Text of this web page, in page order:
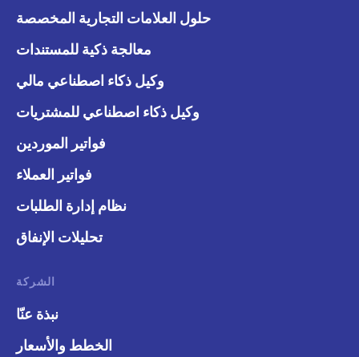
حلول العلامات التجارية المخصصة
معالجة ذكية للمستندات
وكيل ذكاء اصطناعي مالي
وكيل ذكاء اصطناعي للمشتريات
فواتير الموردين
فواتير العملاء
نظام إدارة الطلبات
تحليلات الإنفاق
الشركة
نبذة عنّا
الخطط والأسعار